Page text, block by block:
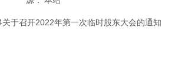
于召开2022年第一次临时股东大会的通知